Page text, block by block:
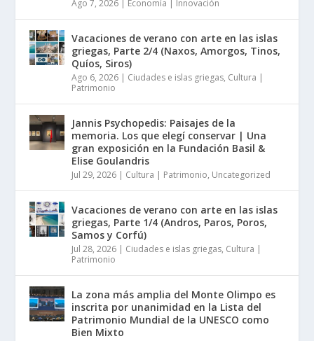
Ago 7, 2026 | Economía | Innovación
Vacaciones de verano con arte en las islas
griegas, Parte 2/4 (Naxos, Amorgos, Tinos,
Quíos, Siros)
Ago 6, 2026 | Ciudades e islas griegas, Cultura |
Patrimonio
Jannis Psychopedis: Paisajes de la
memoria. Los que elegí conservar | Una
gran exposición en la Fundación Basil &
Elise Goulandris
Jul 29, 2026 | Cultura | Patrimonio, Uncategorized
Vacaciones de verano con arte en las islas
griegas, Parte 1/4 (Andros, Paros, Poros,
Samos y Corfú)
Jul 28, 2026 | Ciudades e islas griegas, Cultura |
Patrimonio
La zona más amplia del Monte Olimpo es
inscrita por unanimidad en la Lista del
Patrimonio Mundial de la UNESCO como
Bien Mixto